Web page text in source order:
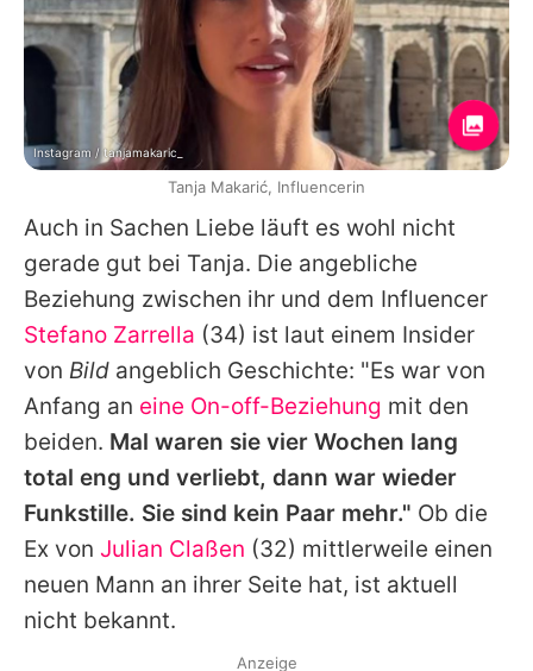
Auch in Sachen Liebe läuft es wohl nicht
gerade gut bei Tanja. Die angebliche
Beziehung zwischen ihr und dem Influencer
Stefano Zarrella (34) ist laut einem Insider
von Bild angeblich Geschichte: "Es war von
Anfang an eine On-off-Beziehung mit den
beiden. Mal waren sie vier Wochen lang
total eng und verliebt, dann war wieder
Funkstille. Sie sind kein Paar mehr." Ob die
Ex von Julian Claßen (32) mittlerweile einen
neuen Mann an ihrer Seite hat, ist aktuell
nicht bekannt.
Instagram / tanjamakaric_
Tanja Makarić, Influencerin
Anzeige